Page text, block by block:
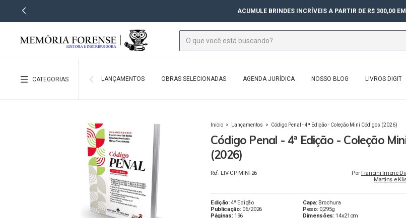
ACUMULE BRINDES INCRÍVEIS A PARTIR DE R$ 300,00
CATEGORIAS LANÇAMENTOS OBRAS SELECIONADAS AGENDA JURÍDICA NOSSO BLOG LIVROS
Início > Lançamentos > Código Penal - 4ª Edição - Coleção Mini Códigos (2026)
Código Penal - 4ª Edição - Coleção
(2026)
Ref: LIV-CP-MINI-26 Por Francini Imene
Martins e
Edição:4ª Edição
Publicação:06/2026
Páginas:196
Capa:Brochura
Peso:0,295g
Dimensões:14x21cm